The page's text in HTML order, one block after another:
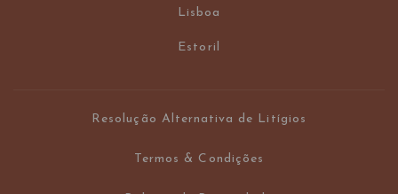
Lisboa
Estoril
Resolução Alternativa de Litígios
Termos & Condições